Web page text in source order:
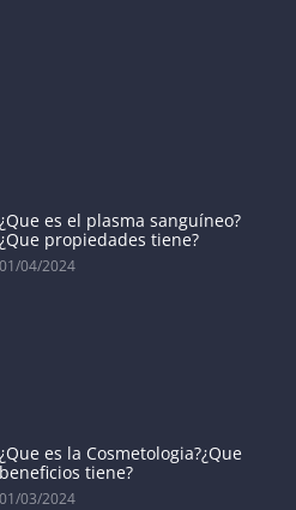
¿Que es el plasma sanguíneo?
¿Que propiedades tiene?
01/04/2024
¿Que es la Cosmetologia?¿Que
beneficios tiene?
01/03/2024